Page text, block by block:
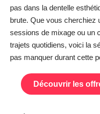
pas dans la dentelle
brute. Que vous cherchiez
sessions de mixage ou un
trajets quotidiens, voici la
pas manquer durant cette
Découvrir les